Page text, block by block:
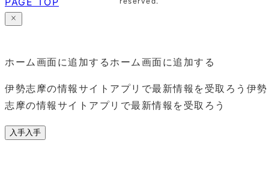
ホーム画面に追加する ホーム画面に追加する
伊勢志摩の情報サイトアプリで最新情報を受取ろう 伊勢
志摩の情報サイトアプリで最新情報を受取ろう
入手 入手